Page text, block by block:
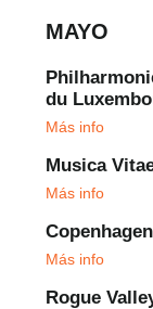
MAYO
du
Más info
Musica
Más info
Más info
Rogue